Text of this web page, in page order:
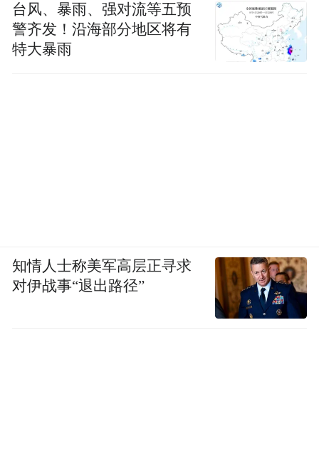
台风、暴雨、强对流等五预
警齐发！沿海部分地区将有
特大暴雨
知情人士称美军高层正寻求
对伊战事“退出路径”